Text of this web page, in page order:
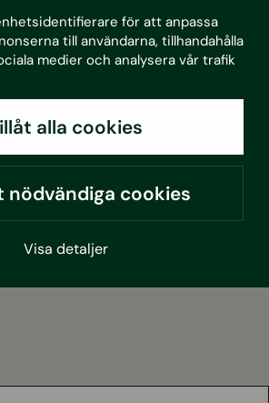
för att anpassa
till användarna, tillhandahålla
medier och analysera vår trafik
alla cookies
nödvändiga cookies
Visa detaljer